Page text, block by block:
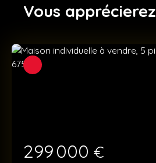
Vous apprécierez
299 000 €